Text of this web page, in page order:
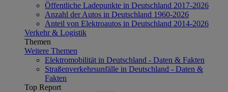
Öffentliche Ladepunkte in Deutschland 2017-2026
Anzahl der Autos in Deutschland 1960-2026
Anteil von Elektroautos in Deutschland 2014-2026
Verkehr & Logistik
Themen
Weitere Themen
Elektromobilität in Deutschland - Daten & Fakten
Straßenverkehrsunfälle in Deutschland - Daten &
Fakten
Top Report